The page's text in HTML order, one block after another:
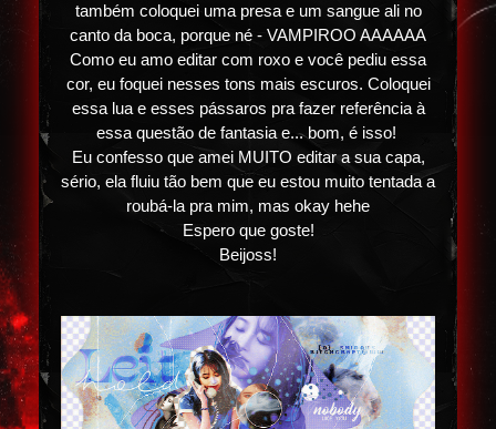
também coloquei uma presa e um sangue ali no
canto da boca, porque né - VAMPIROO AAAAAA
Como eu amo editar com roxo e você pediu essa
cor, eu foquei nesses tons mais escuros. Coloquei
essa lua e esses pássaros pra fazer referência à
essa questão de fantasia e... bom, é isso!
Eu confesso que amei MUITO editar a sua capa,
sério, ela fluiu tão bem que eu estou muito tentada a
roubá-la pra mim, mas okay hehe
Espero que goste!
Beijoss!